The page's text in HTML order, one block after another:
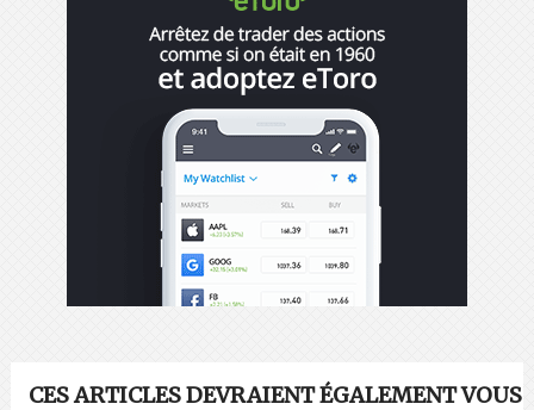
CES ARTICLES DEVRAIENT ÉGALEMENT VOUS